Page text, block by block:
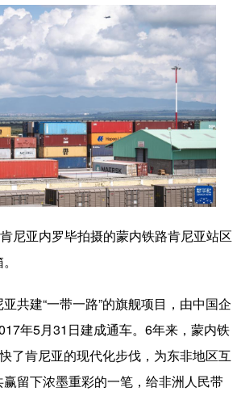
科创 量子 体育
书画 健康 军事
视频 图片 政务
央文件 金融 汽车
人居 信息化 数字经济
村振兴 银龄 溯源中国
旅游 能源 会展
娱乐
带一路 亚太网 上市公司
亚内罗毕拍摄的蒙内铁路肯尼亚站区
建“一带一路”的旗舰项目，由中国企
年5月31日建成通车。6年来，蒙内铁
了肯尼亚的现代化步伐，为东非地区互
留下浓墨重彩的一笔，给非洲人民带